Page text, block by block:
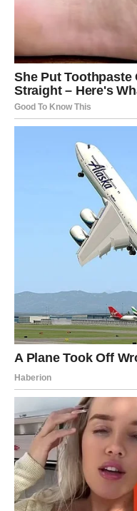
određuje nečiju sudbinu,
motivaciju, utjehu ili
promijeniti nabolje.
Astrološki tekstovi često
svojim osobinama,
svakog dana.
Bez obzira na to kojem
životni put najviše
odluke koje donosimo.
predstavljaju zanimljiv
prava snaga uvijek dolazi
da se ide naprijed